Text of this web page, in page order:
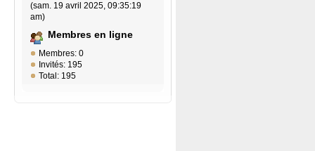
(sam. 19 avril 2025, 09:35:19
am)
Membres en ligne
Membres: 0
Invités: 195
Total: 195